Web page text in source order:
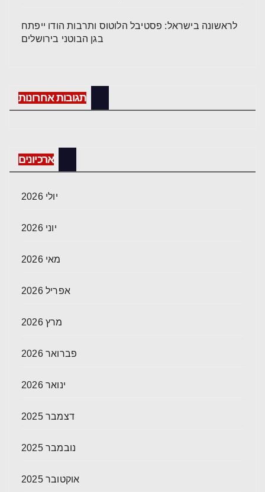
לראשונה בישראל: פסטיבל הלוטוס ותרבות הודו ייפתח
בגן הבוטני בירושלים
תגובות אחרונות
ארכיונים
יולי 2026
יוני 2026
מאי 2026
אפריל 2026
מרץ 2026
פברואר 2026
ינואר 2026
דצמבר 2025
נובמבר 2025
אוקטובר 2025